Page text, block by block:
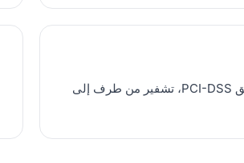
بطاقة أو PayPal، متوافق PCI-DSS، تشفير من طرف إلى